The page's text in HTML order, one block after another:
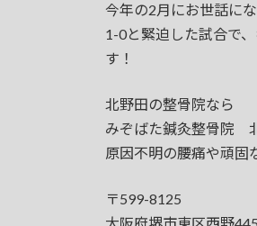
新
日
今年の2月にお世話に
1-0と緊迫した試合で
す！
北野田の整骨院なら
みぞばた鍼灸整骨院
原因不明の腰痛や頑固
〒599-8125